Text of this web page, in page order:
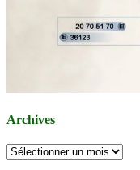
Archives
Archives